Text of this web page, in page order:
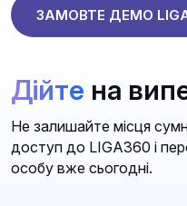
ЗАМОВТЕ ДЕМО
Дійте на
Не залишайте місця
доступ до LIGA360 і
особу вже сьогодні.